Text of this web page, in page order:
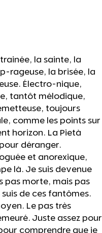
la sainte, la
rageuse, la brisée, la
Électro-nique,
tantôt mélodique,
toujours
comme les points sur
horizon. La Pietà
déranger.
et anorexique,
là. Je suis devenue
pas morte, mais pas
de ces fantômes.
Le pas très
Juste assez pour
comprendre que je